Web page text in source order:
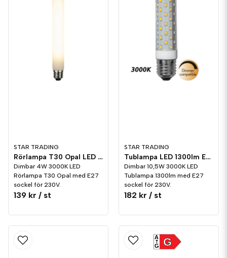
STAR TRADING
Rörlampa T30 Opal LED 245lm E27 3000K Dim
Dimbar 4W 3000K LED
Rörlampa T30 Opal med E27
sockel för 230V.
139 kr / st
STAR TRADING
Tublampa LED 1300lm E27 3000K Dim
Dimbar 10,5W 3000K LED
Tublampa 1300lm med E27
sockel för 230V.
182 kr / st
G
A
G